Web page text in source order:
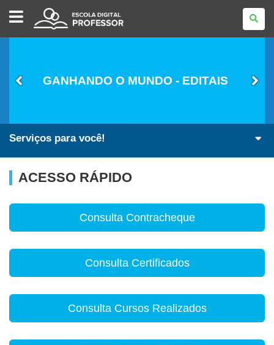
ESCOLA
DIGITAL
-
PROFESSOR
GANHANDO O MUNDO - EDITAIS
Serviços para você!
ACESSO RÁPIDO
Consulta Contracheque
Consulta Certificados
Consulta Cursos Realizados